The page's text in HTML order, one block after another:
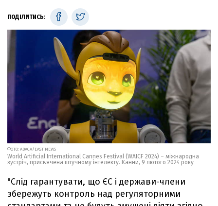
ПОДІЛИТИСЬ:
ФОТО: ABACA/EAST NEWS
World Artificial International Cannes Festival (WAICF 2024) – міжнародна
зустріч, присвячена штучному інтелекту. Канни, 9 лютого 2024 року
"Слід гарантувати, що ЄС і держави-члени
збережуть контроль над регуляторними